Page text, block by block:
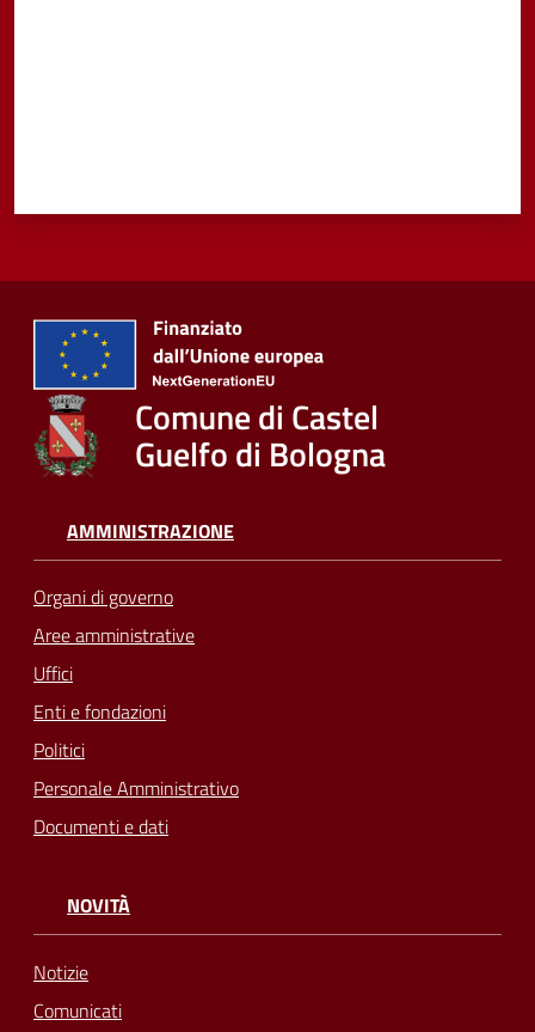
Comune di Castel
Guelfo di Bologna
AMMINISTRAZIONE
Organi di governo
Aree amministrative
Uffici
Enti e fondazioni
Politici
Personale Amministrativo
Documenti e dati
NOVITÀ
Notizie
Comunicati